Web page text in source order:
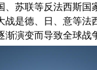
、苏联等反法西斯国
是德、日、意等法
渐演变而导致全球战